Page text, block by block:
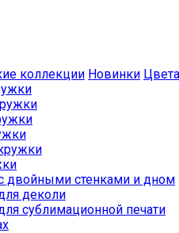
коллекции Новинки Цвета
двойными стенками и дном
деколи
сублимационной печати